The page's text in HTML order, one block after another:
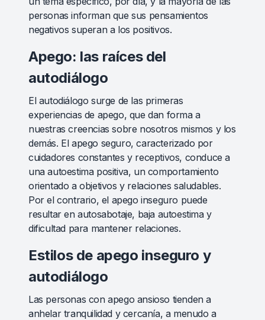
personas informan que sus pensamientos
negativos superan a los positivos.
Apego: las raíces del
autodiálogo
El autodiálogo surge de las primeras
experiencias de apego, que dan forma a
nuestras creencias sobre nosotros mismos y los
demás. El apego seguro, caracterizado por
cuidadores constantes y receptivos, conduce a
una autoestima positiva, un comportamiento
orientado a objetivos y relaciones saludables.
Por el contrario, el apego inseguro puede
resultar en autosabotaje, baja autoestima y
dificultad para mantener relaciones.
Estilos de apego inseguro y
autodiálogo
Las personas con apego ansioso tienden a
anhelar tranquilidad y cercanía, a menudo a